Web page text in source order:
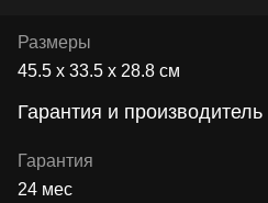
Размеры
45.5 x 33.5 x 28.8 см
Гарантия и производитель
Гарантия
24 мес